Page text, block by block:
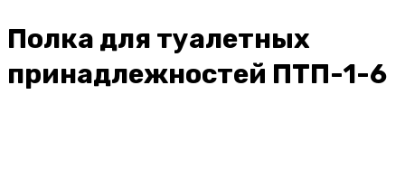
Полка для туалетных
принадлежностей ПТП-1-6